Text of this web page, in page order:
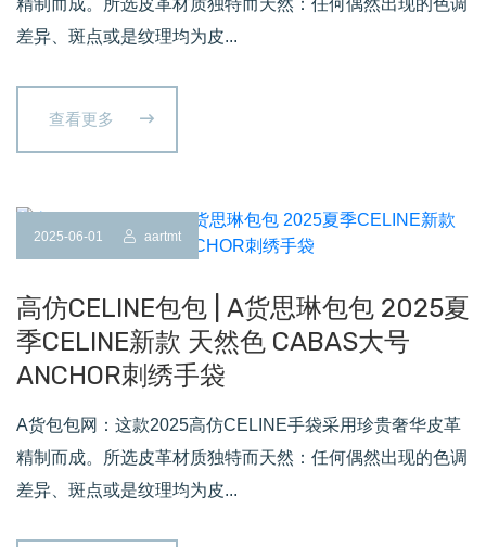
差异、斑点或是纹理均为皮...
查看更多
2025-06-01 aartmt
高仿CELINE包包 | A货思琳包包 2025夏
季CELINE新款 天然色 CABAS大号
ANCHOR刺绣手袋
A货包包网：这款2025高仿CELINE手袋采用珍贵奢华皮革
精制而成。所选皮革材质独特而天然：任何偶然出现的色调
差异、斑点或是纹理均为皮...